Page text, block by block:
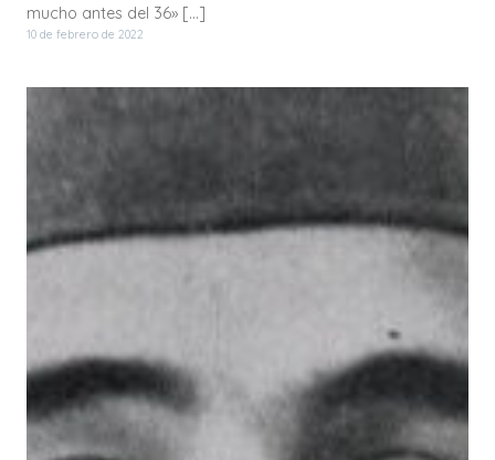
mucho antes del 36» […]
10 de febrero de 2022